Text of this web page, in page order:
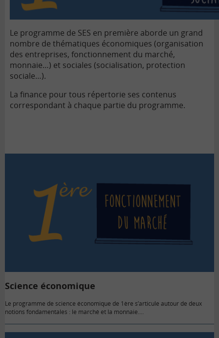
Le programme de SES en première aborde un grand
nombre de thématiques économiques (organisation
des entreprises, fonctionnement du marché,
monnaie…) et sociales (socialisation, protection
sociale…).
La finance pour tous répertorie ses contenus
correspondant à chaque partie du programme.
Science économique
Le programme de science économique de 1ère s’articule autour de deux
notions fondamentales : le marché et la monnaie.…